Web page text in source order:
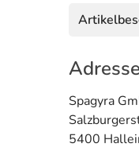
Spagyra
5400